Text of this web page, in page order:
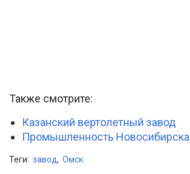
Также смотрите:
Казанский вертолетный завод
Промышленность Новосибирска
Теги: завод, Омск